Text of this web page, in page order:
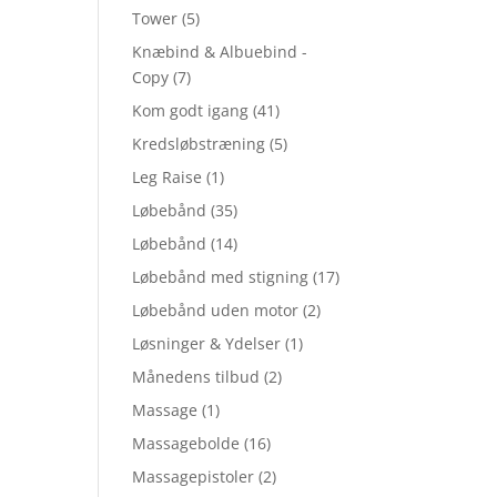
Tower (5)
Knæbind & Albuebind -
Copy (7)
Kom godt igang (41)
Kredsløbstræning (5)
Leg Raise (1)
Løbebånd (35)
Løbebånd (14)
Løbebånd med stigning (17)
Løbebånd uden motor (2)
Løsninger & Ydelser (1)
Månedens tilbud (2)
Massage (1)
Massagebolde (16)
Massagepistoler (2)